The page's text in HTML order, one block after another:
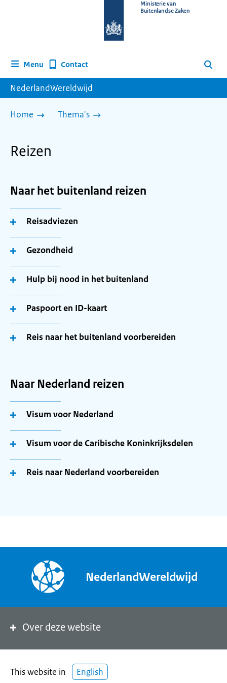
homepage
Ministerie van
Buitenlandse Zaken
Menu Contact Zoeken
NederlandWereldwijd
Home Thema's
Reizen
Naar het buitenland reizen
Reisadviezen
Gezondheid
Hulp bij nood in het buitenland
Paspoort en ID-kaart
Reis naar het buitenland voorbereiden
Naar Nederland reizen
Visum voor Nederland
Visum voor de Caribische Koninkrijksdelen
Reis naar Nederland voorbereiden
NederlandWereldwijd
Over deze website
This website in English